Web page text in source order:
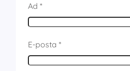
Ad *
E-posta *